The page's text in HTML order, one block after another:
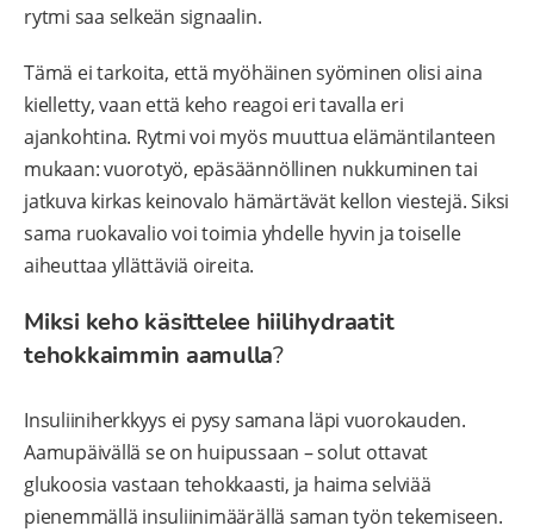
rytmi saa selkeän signaalin.
Tämä ei tarkoita, että myöhäinen syöminen olisi aina
kielletty, vaan että keho reagoi eri tavalla eri
ajankohtina. Rytmi voi myös muuttua elämäntilanteen
mukaan: vuorotyö, epäsäännöllinen nukkuminen tai
jatkuva kirkas keinovalo hämärtävät kellon viestejä. Siksi
sama ruokavalio voi toimia yhdelle hyvin ja toiselle
aiheuttaa yllättäviä oireita.
Miksi keho käsittelee hiilihydraatit
tehokkaimmin aamulla?
Insuliiniherkkyys ei pysy samana läpi vuorokauden.
Aamupäivällä se on huipussaan – solut ottavat
glukoosia vastaan tehokkaasti, ja haima selviää
pienemmällä insuliinimäärällä saman työn tekemiseen.